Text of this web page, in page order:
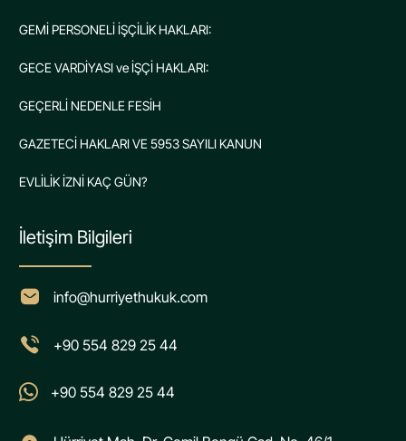
GEMİ PERSONELİ İŞÇİLİK HAKLARI:
GECE VARDİYASI ve İŞÇİ HAKLARI:
GEÇERLİ NEDENLE FESİH
GAZETECİ HAKLARI VE 5953 SAYILI KANUN
EVLİLİK İZNİ KAÇ GÜN?
İletişim Bilgileri
info@hurriyethukuk.com
+90 554 829 25 44
+90 554 829 25 44